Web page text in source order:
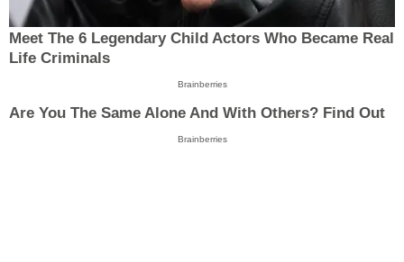
Meet The 6 Legendary Child Actors Who Became Real
Life Criminals
Brainberries
Are You The Same Alone And With Others? Find Out
Brainberries